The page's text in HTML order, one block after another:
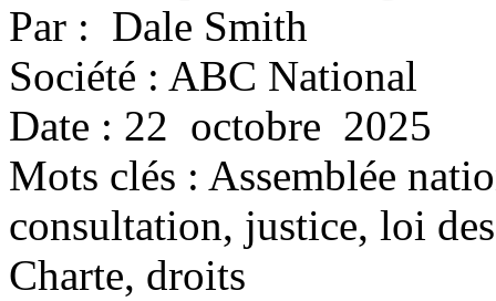
Par : Dale Smith
Société : ABC National
Date : 22 octobre 2025
Mots clés : Assemblée
consultation, justice, loi
Charte, droits